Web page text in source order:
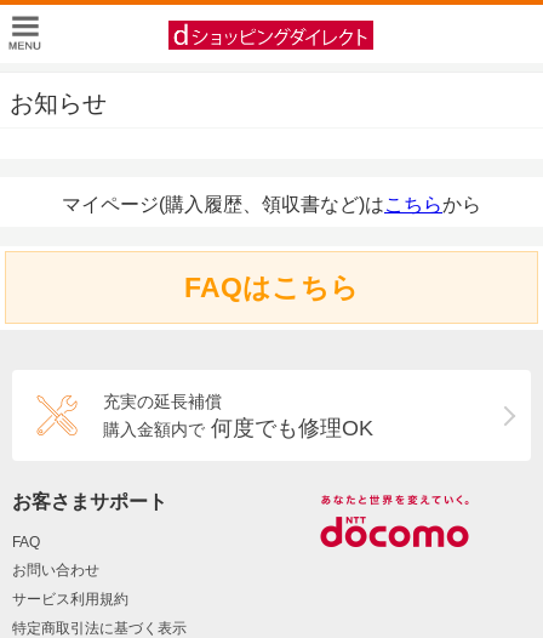
お知らせ
マイページ(購入履歴、領収書など)はこちらから
FAQはこちら
充実の延長補償
購入金額内で 何度でも修理OK
お客さまサポート
FAQ
お問い合わせ
サービス利用規約
特定商取引法に基づく表示